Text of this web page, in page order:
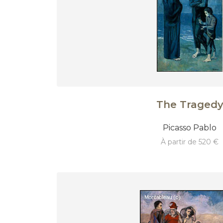
The Tragedy
Picasso Pablo
à partir de 520 €